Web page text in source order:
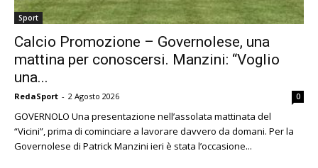
Sport
Calcio Promozione – Governolese, una
mattina per conoscersi. Manzini: “Voglio
una...
RedaSport - 2 Agosto 2026 0
GOVERNOLO Una presentazione nell’assolata mattinata del
“Vicini”, prima di cominciare a lavorare davvero da domani. Per la
Governolese di Patrick Manzini ieri è stata l’occasione...